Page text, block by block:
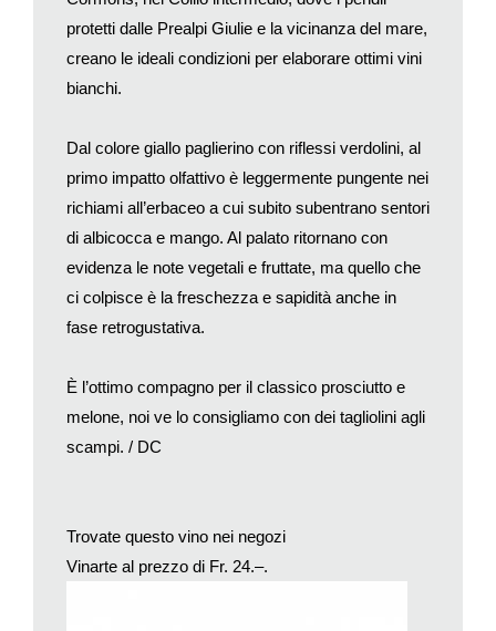
notturne che specialmente le «Menadi», (le donne seguaci di
Dioniso) facevano sui monti, ne volle impedire il culto, ma
venne ucciso dalla madre seguace del dio. Fu appunto per tali
Divenuto a tutti gli effetti «dio», poté concedersi qualche
licenza, ebbe una relazione con Afrodite, da cui nacque Priapo,
simbolo dell’esuberanza sessuale e protettore dell’orto e della
vigna. Ma se un figlio integra e perfeziona la figura paterna,
perfezione Dioniso, ovvero i piaceri dell’ebbrezza da vino.
È giusto quindi che essi abbiano tributato a Dioniso sin dalla
notte dei tempi onori degni di un siffatto dio, ebbro e folle.
infatti ciò che accendeva nei riti dionisiaci, dove il
faceva la parte del leone.
protetti dalle Prealpi Giulie e la vicinanza del mare,
creano le ideali condizioni per elaborare ottimi vini
bianchi.
Dal colore giallo paglierino con riflessi verdolini, al
primo impatto olfattivo è leggermente pungente nei
richiami all’erbaceo a cui subito subentrano sentori
di albicocca e mango. Al palato ritornano con
evidenza le note vegetali e fruttate, ma quello che
ci colpisce è la freschezza e sapidità anche in
fase retrogustativa.
È l’ottimo compagno per il classico prosciutto e
melone, noi ve lo consigliamo con dei tagliolini agli
scampi. / DC
Trovate questo vino nei negozi
Vinarte al prezzo di Fr. 24.–.